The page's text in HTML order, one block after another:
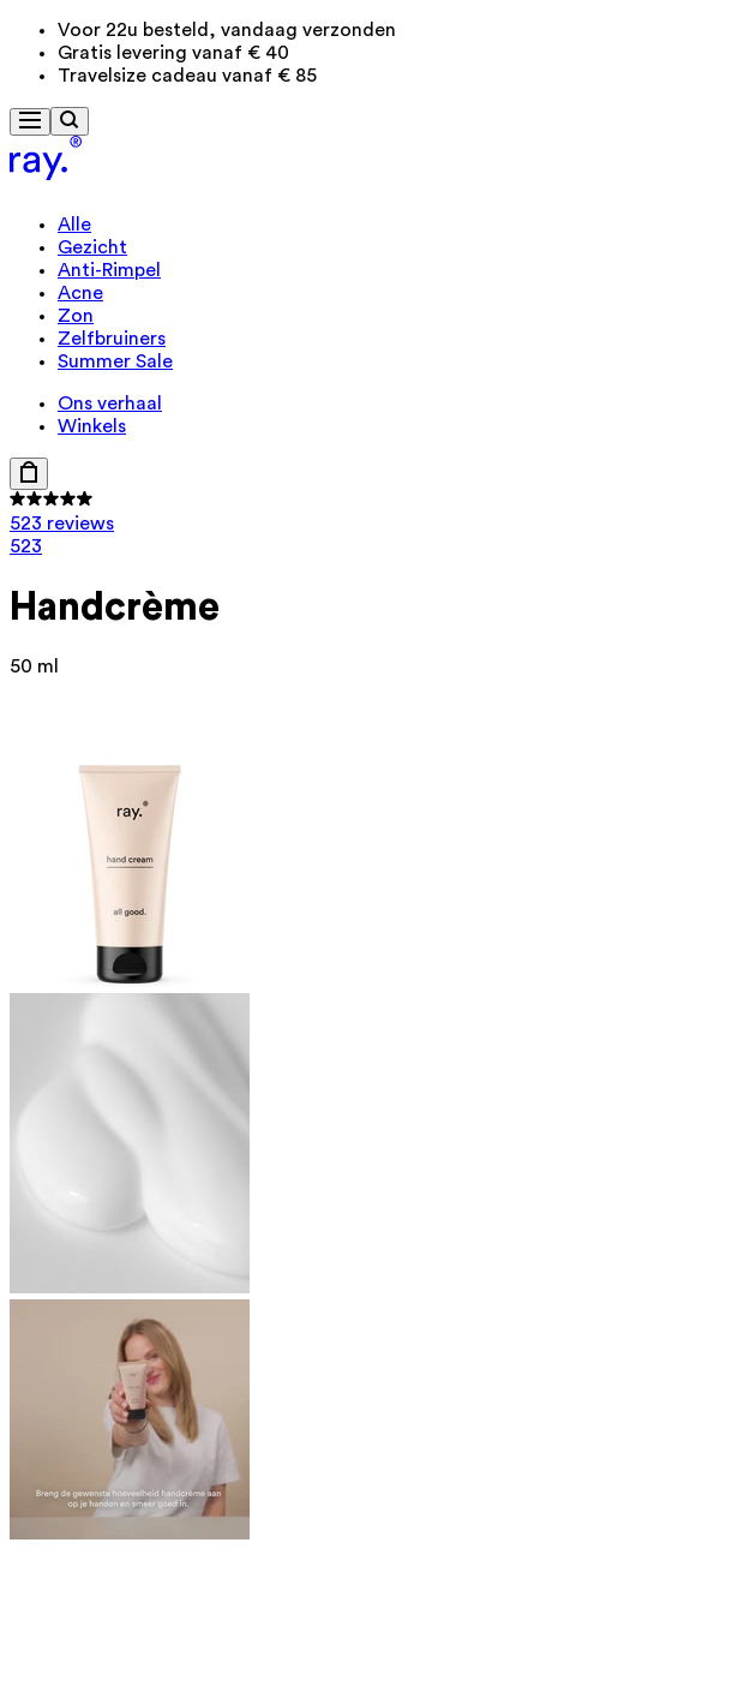
Voor 22u besteld, vandaag verzonden
Gratis levering vanaf € 40
Travelsize cadeau vanaf € 85
Alle
Gezicht
Anti-Rimpel
Acne
Zon
Zelfbruiners
Summer Sale
Ons verhaal
Winkels
523 reviews
523
Handcrème
50 ml